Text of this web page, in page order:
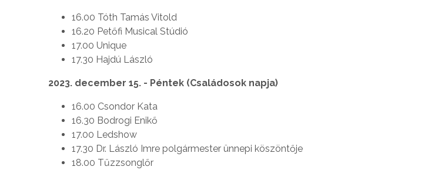
16.00 Tóth Tamás Vitold
16.20 Petőfi Musical Stúdió
17.00 Unique
17.30 Hajdú László
2023. december 15. - Péntek (Családosok napja)
16.00 Csondor Kata
16.30 Bodrogi Enikő
17.00 Ledshow
17.30 Dr. László Imre polgármester ünnepi köszöntője
18.00 Tűzzsonglőr